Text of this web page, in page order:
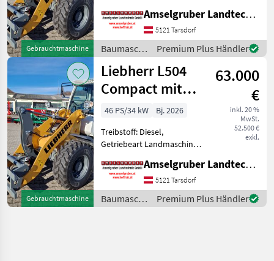
Gebrauchtmaschine
MADE IN AUSTRIA! Liebherr
L 504 Compact NEU mit
Agrarpaket & Top
Ausstattung zum
Aktionspreis.
Amselgruber Landtechnik GmbH
5121 Tarsdorf
Baumaschinen
/ Liebherr
Premium Plus Händler
Gebrauchtmaschine
Liebherr L504
Compact mit
Österreichpaket
63.000
€
inkl. 20 %
MwSt.
52.500 €
exkl.
46 PS/34 kW
Bj. 2026
Treibstoff: Diesel,
Getriebeart Landmaschine:
Geräteverriegelung, Kabine,
Schnellwechselrahmen,
Zugmaul, Zusatz-
Hydraulikkreis NEU: Der
Amselgruber Landtechnik GmbH
5121 Tarsdorf
Baumaschinen
/ Liebherr
Premium Plus Händler